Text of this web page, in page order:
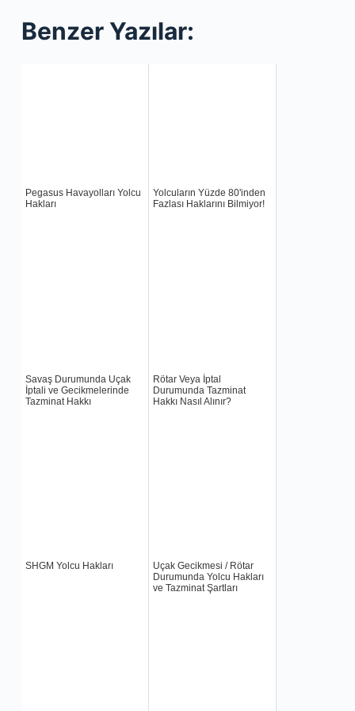
Benzer Yazılar:
Pegasus Havayolları Yolcu
Hakları
Yolcuların Yüzde 80'inden
Fazlası Haklarını Bilmiyor!
Savaş Durumunda Uçak
İptali ve Gecikmelerinde
Tazminat Hakkı
Rötar Veya İptal
Durumunda Tazminat
Hakkı Nasıl Alınır?
SHGM Yolcu Hakları
Uçak Gecikmesi / Rötar
Durumunda Yolcu Hakları
ve Tazminat Şartları